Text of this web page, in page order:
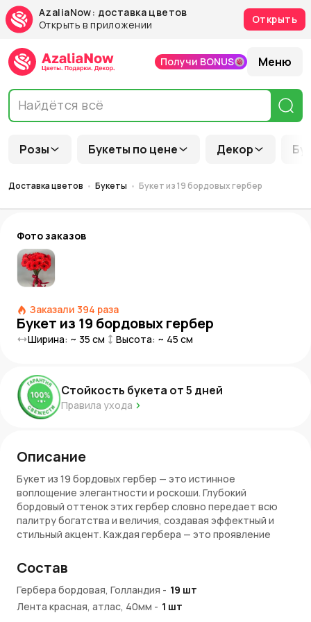
AzaliaNow: доставка цветов
Открыть в приложении
Открыть
Розы Букеты по цене Декор
Получи BONUS Меню
Доставка цветов Букеты Букет из 19 бордовых гербер
Фото заказов
Заказали 394 раза
Букет из 19 бордовых гербер
Ширина: ~ 35 см Высота: ~ 45 см
Стойкость букета от5 дней
Правила ухода
Описание
Букет из 19 бордовых гербер — это истинное
воплощение элегантности и роскоши. Глубокий
бордовый оттенок этих гербер словно передает всю
палитру богатства и величия, создавая эффектный и
стильный акцент. Каждая гербера — это проявление
того, чтобы подчеркнуть значимость момента. Такой
букет обладает магнетизмом, который притягивает
взгляды и оставляет незабываемое впечатление. Его
насыщенный цвет и изысканная форма придают особую
Состав
Гербера бордовая, Голландия - 19 шт
Лента красная, атлас, 40мм - 1 шт